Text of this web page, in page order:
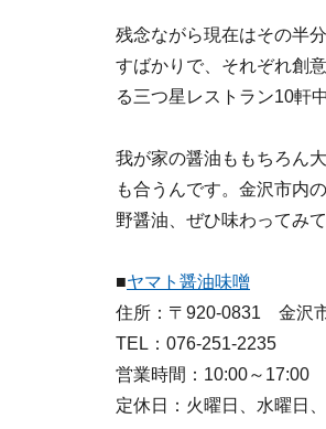
残念ながら現在はその半
すばかりで、それぞれ創
る三つ星レストラン10軒
我が家の醤油ももちろん
も合うんです。金沢市内
野醤油、ぜひ味わってみて
■ヤマト醤油味噌
住所：〒920-0831 金沢
TEL：076-251-2235
営業時間：10:00～17:00
定休日：火曜日、水曜日